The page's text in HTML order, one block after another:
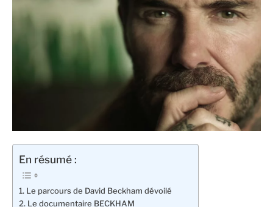
En résumé :
Le parcours de David Beckham dévoilé
Le documentaire BECKHAM